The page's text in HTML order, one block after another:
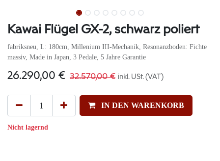
Kawai Flügel GX-2, schwarz poliert
fabriksneu, L: 180cm, Millenium III-Mechanik, Resonanzboden: Fichte
massiv, Made in Japan, 3 Pedale, 5 Jahre Garantie
26.290,00 € 32.570,00€ inkl. USt. (VAT)
IN DEN WARENKORB
Nicht lagernd